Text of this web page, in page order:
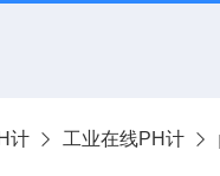
计 工业在线PH计